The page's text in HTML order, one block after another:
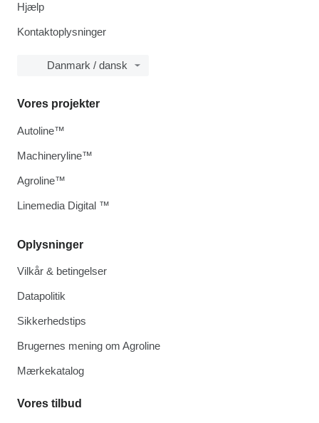
Hjælp
Kontaktoplysninger
Danmark / dansk
Oplysninger
Vilkår & betingelser
Datapolitik
Sikkerhedstips
Brugernes mening om Agroline
Mærkekatalog
Vores tilbud
Vores projekter
Autoline™
Machineryline™
Agroline™
Linemedia Digital ™